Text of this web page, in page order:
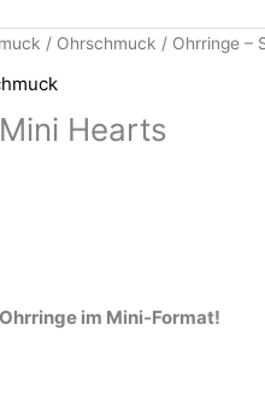
/ Ohrschmuck / Ohrringe –
Hearts
im Mini-Format!